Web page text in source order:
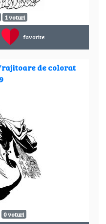
1 voturi
favorite
de colorat
0 voturi